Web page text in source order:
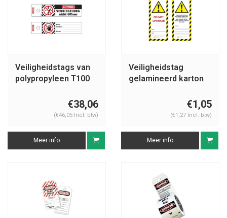
Veiligheidstags van
polypropyleen T100
€38,06
(€46,05 Incl. btw)
Meer info
Veiligheidstag
gelamineerd karton
€1,05
(€1,27 Incl. btw)
Meer info